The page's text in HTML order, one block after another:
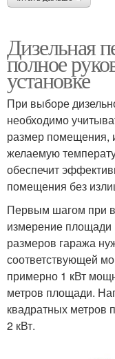
Дизельная
полное
установке
При выборе
необходимо
размер помещения,
желаемую
обеспечит
помещения без
Первым шагом при
измерение
размеров гаража
соответствующей
примерно 1 кВт
метров площади.
квадратных метров
2 кВт.